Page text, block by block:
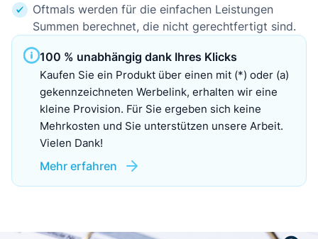
Oftmals werden für die einfachen Leistungen
Summen berechnet, die nicht gerechtfertigt sind.
100 % unabhängig dank Ihres Klicks
Kaufen Sie ein Produkt über einen mit (*) oder (a)
gekennzeichneten Werbelink, erhalten wir eine
kleine Provision. Für Sie ergeben sich keine
Mehrkosten und Sie unterstützen unsere Arbeit.
Vielen Dank!
Mehr erfahren